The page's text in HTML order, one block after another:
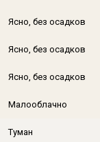
Ясно, без осадков
Ясно, без осадков
Ясно, без осадков
Малооблачно
Туман